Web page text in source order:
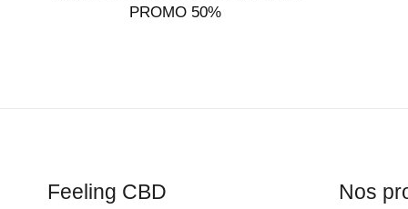
!
PROMO 50%
Feeling CBD Nos